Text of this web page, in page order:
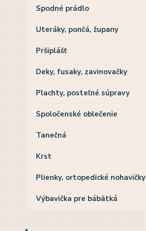
Spodné prádlo
Uteráky, pončá, župany
Pršiplášť
Deky, fusaky, zavinovačky
Plachty, posteľné súpravy
Spoločenské oblečenie
Tanečná
Krst
Plienky, ortopedické nohavičky
Výbavička pre bábätká